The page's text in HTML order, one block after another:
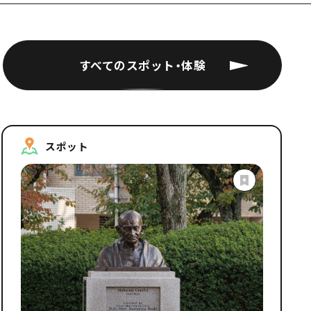
すべてのスポット・体験
スポット